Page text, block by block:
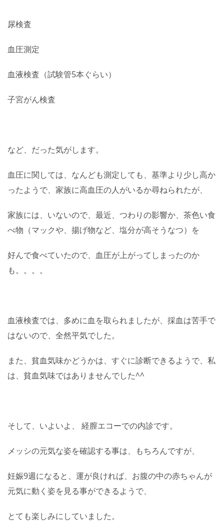
尿検査
血圧測定
血液検査（試験管5本ぐらい）
子宮がん検査
など、だった気がします。
血圧に関しては、なんども測定しても、基準より少し高か
ったようで、家族に高血圧の人がいるか尋ねられたが、
家族には、いないので、最近、つわりの影響か、茶色い食
べ物（マックや、揚げ物など、塩分が高そうなつ）を
好んで食べていたので、血圧が上がってしまったのか
も。。。。
血液検査では、多めに血を取られましたが、採血は苦手で
はないので、全然平気でした。
また、貧血気味かどうかは、すぐに診断できるようで、私
は、貧血気味ではありませんでした^^
そして、いよいよ、 経膣エコーでの内診です。
メッシの元気な姿を確認する事は、もちろんですが、
妊娠9週になると、運が良ければ、お腹の中の赤ちゃんが
元気に動く姿を見る事ができるようで、
とても楽しみにしていました。